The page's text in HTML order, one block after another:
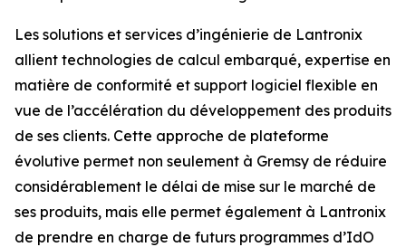
Les solutions et services d’ingénierie de Lantronix
allient technologies de calcul embarqué, expertise en
matière de conformité et support logiciel flexible en
vue de l’accélération du développement des produits
de ses clients. Cette approche de plateforme
évolutive permet non seulement à Gremsy de réduire
considérablement le délai de mise sur le marché de
ses produits, mais elle permet également à Lantronix
de prendre en charge de futurs programmes d’IdO